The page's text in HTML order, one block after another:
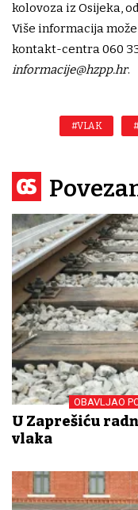
kolovoza iz Osijeka,
Više informacija
kontakt-centra 060
informacije@hzpp.hr.
#VLAK
OBAVLJAO
U Zaprešiću
vlaka